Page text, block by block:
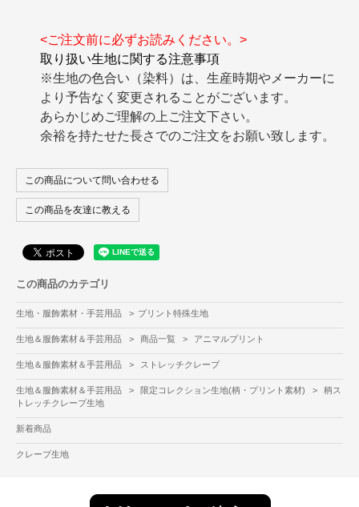
<ご注文前に必ずお読みください。>
取り扱い生地に関する注意事項
※生地の色合い（染料）は、生産時期やメーカーに
より予告なく変更されることがございます。
あらかじめご理解の上ご注文下さい。
余裕を持たせた長さでのご注文をお願い致します。
この商品について問い合わせる
この商品を友達に教える
この商品のカテゴリ
生地・服飾素材・手芸用品 > プリント特殊生地
生地＆服飾素材＆手芸用品 > 商品一覧 > アニマルプリント
生地＆服飾素材＆手芸用品 > ストレッチクレープ
生地＆服飾素材＆手芸用品 > 限定コレクション生地(柄・プリント素材) >
柄ス
トレッチクレープ生地
新着商品
クレープ生地